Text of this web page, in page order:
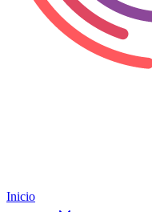
Inicio